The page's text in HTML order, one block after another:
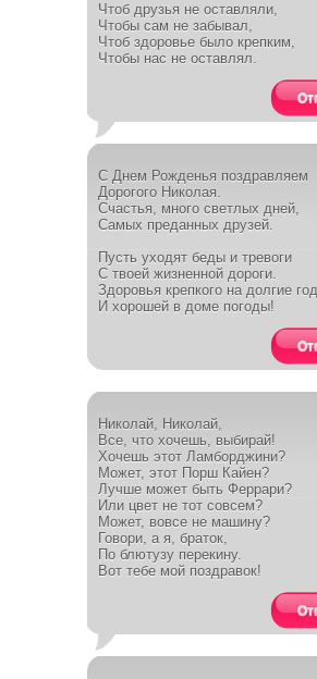
Чтоб друзья не оставляли,
Чтобы сам не забывал,
Чтоб здоровье было крепким,
Чтобы нас не оставлял.
С Днем Рожденья поздравляем
Дорогого Николая.
Счастья, много светлых дней,
Самых преданных друзей.
Пусть уходят беды и тревоги
С твоей жизненной дороги.
Здоровья крепкого на долгие
И хорошей в доме погоды!
Николай, Николай,
Все, что хочешь, выбирай!
Хочешь этот Ламборджини?
Может, этот Порш Кайен?
Лучше может быть Феррари?
Или цвет не тот совсем?
Может, вовсе не машину?
Говори, а я, браток,
По блютузу перекину.
Вот тебе мой поздравок!